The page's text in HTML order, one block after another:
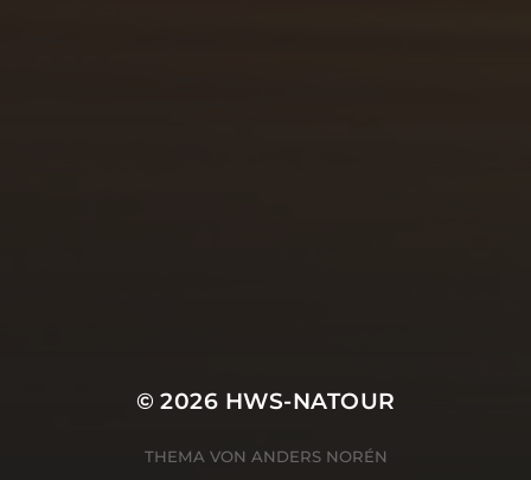
© 2026 HWS-NATOUR
THEMA VON ANDERS NORÉN